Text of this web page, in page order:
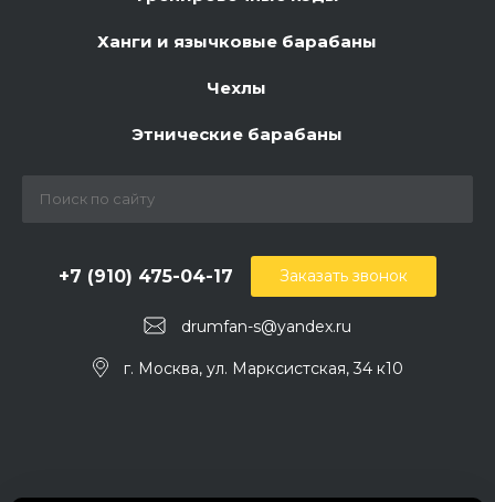
Ханги и язычковые барабаны
Чехлы
Этнические барабаны
+7 (910) 475-04-17
drumfan-s@yandex.ru
Заказать звонок
г. Москва, ул. Марксистская, 34 к10